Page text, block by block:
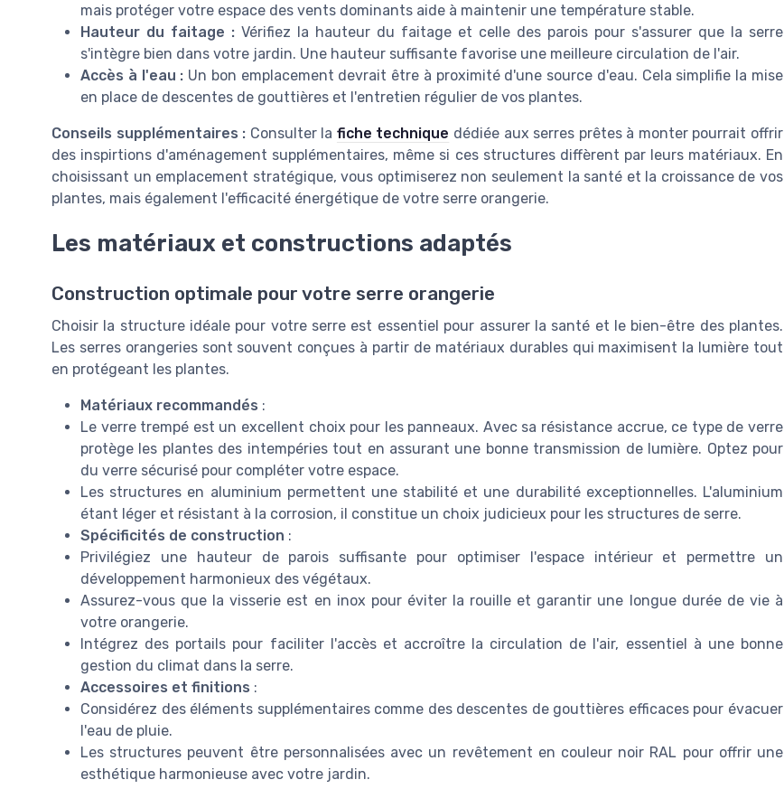
mais protéger votre espace des vents dominants aide à maintenir une température stable.
Hauteur du faitage : Vérifiez la hauteur du faitage et celle des parois pour s'assurer que la serre
s'intègre bien dans votre jardin. Une hauteur suffisante favorise une meilleure circulation de l'air.
Accès à l'eau : Un bon emplacement devrait être à proximité d'une source d'eau. Cela simplifie la mise
en place de descentes de gouttières et l'entretien régulier de vos plantes.
Conseils supplémentaires : Consulter la fiche technique dédiée aux serres prêtes à monter pourrait offrir
des inspirtions d'aménagement supplémentaires, même si ces structures diffèrent par leurs matériaux. En
choisissant un emplacement stratégique, vous optimiserez non seulement la santé et la croissance de vos
plantes, mais également l'efficacité énergétique de votre serre orangerie.
Les matériaux et constructions adaptés
Construction optimale pour votre serre orangerie
Choisir la structure idéale pour votre serre est essentiel pour assurer la santé et le bien-être des plantes.
Les serres orangeries sont souvent conçues à partir de matériaux durables qui maximisent la lumière tout
en protégeant les plantes.
Matériaux recommandés :
Le verre trempé est un excellent choix pour les panneaux. Avec sa résistance accrue, ce type de verre
protège les plantes des intempéries tout en assurant une bonne transmission de lumière. Optez pour
du verre sécurisé pour compléter votre espace.
Les structures en aluminium permettent une stabilité et une durabilité exceptionnelles. L'aluminium
étant léger et résistant à la corrosion, il constitue un choix judicieux pour les structures de serre.
Spécificités de construction :
Privilégiez une hauteur de parois suffisante pour optimiser l'espace intérieur et permettre un
développement harmonieux des végétaux.
Assurez-vous que la visserie est en inox pour éviter la rouille et garantir une longue durée de vie à
votre orangerie.
Intégrez des portails pour faciliter l'accès et accroître la circulation de l'air, essentiel à une bonne
gestion du climat dans la serre.
Accessoires et finitions :
Considérez des éléments supplémentaires comme des descentes de gouttières efficaces pour évacuer
l'eau de pluie.
Les structures peuvent être personnalisées avec un revêtement en couleur noir RAL pour offrir une
esthétique harmonieuse avec votre jardin.